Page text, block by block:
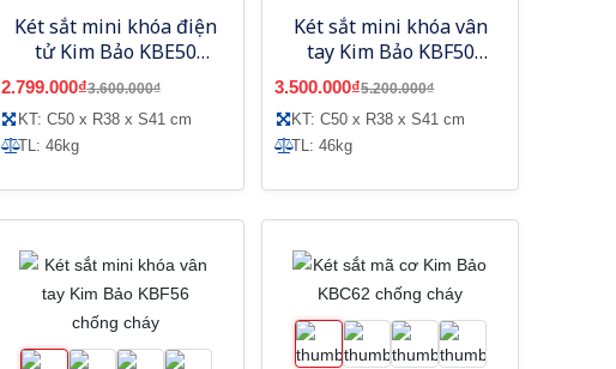
Két sắt mini khóa điện
tử Kim Bảo KBE50
chống cháy
2.799.000₫3.600.000₫
KT: C50 x R38 x S41 cm
TL: 46kg
Két sắt mini khóa vân
tay Kim Bảo KBF50
chống cháy
3.500.000₫5.200.000₫
KT: C50 x R38 x S41 cm
TL: 46kg